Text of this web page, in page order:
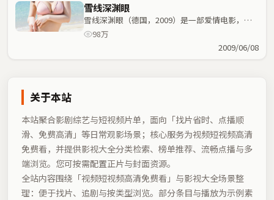
雪线深渊眼
雪线深渊眼（德国，2009）是一部爱情电影，韦
家辉执导，王一博、长泽雅美等主演；爱情元素与
98万
2009/06/08
关于本站
本站聚合影剧综艺与短视频片单，面向「找片省时、点播顺
滑、免费高清」等日常观影场景；核心服务为视频短视频高清
免费看，并提供影视大全分类检索、榜单推荐、流畅点播与多
端浏览。您可按需配置正片与封面资源。
全站内容围绕「视频短视频高清免费看 」与影视大全场景整
理：便于找片、追剧与按类型浏览。部分条目与播放为示例素